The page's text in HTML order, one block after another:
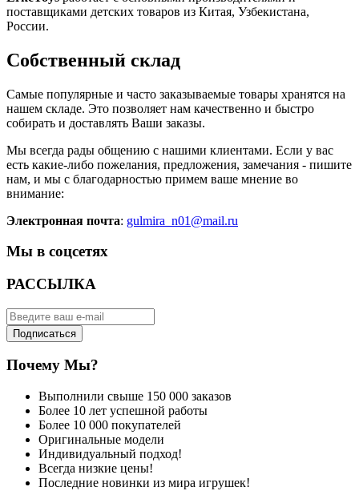
поставщиками детских товаров из Китая, Узбекистана,
России.
Собственный склад
Самые популярные и часто заказываемые товары хранятся на
нашем складе. Это позволяет нам качественно и быстро
собирать и доставлять Ваши заказы.
Мы всегда рады общению с нашими клиентами. Если у вас
есть какие-либо пожелания, предложения, замечания - пишите
нам, и мы с благодарностью примем ваше мнение во
внимание:
Электронная почта: gulmira_n01@mail.ru
Мы в соцсетях
РАССЫЛКА
Подписаться
Почему Мы?
Выполнили свыше 150 000 заказов
Более 10 лет успешной работы
Более 10 000 покупателей
Оригинальные модели
Индивидуальный подход!
Всегда низкие цены!
Последние новинки из мира игрушек!